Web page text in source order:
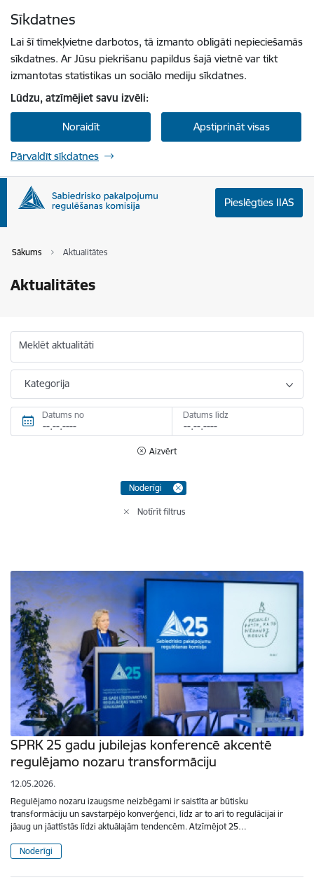
Sīkdatnes
Lai šī tīmekļvietne darbotos, tā izmanto obligāti nepieciešamās
sīkdatnes. Ar Jūsu piekrišanu papildus šajā vietnē var tikt
izmantotas statistikas un sociālo mediju sīkdatnes.
Lūdzu, atzīmējiet savu izvēli:
Noraidīt Apstiprināt visas
Pārvaldīt sīkdatnes
Pieslēgties IIAS
Sākums Aktualitātes
Aktualitātes
Meklēt aktualitāti
Kategorija
Datums no Datums līdz
Aizvērt
Noderīgi
Notīrīt filtrus
SPRK 25 gadu jubilejas konferencē akcentē
regulējamo nozaru transformāciju
12.05.2026.
Regulējamo nozaru izaugsme neizbēgami ir saistīta ar būtisku
transformāciju un savstarpējo konverģenci, līdz ar to arī to regulācijai ir
jāaug un jāattīstās līdzi aktuālajām tendencēm. Atzīmējot 25…
Noderīgi